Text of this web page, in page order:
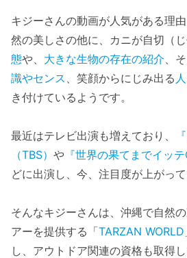
キジーさんの動画が人気がある理
然の美しさの他に、カニが自切（
態や、 大きな生物の存在の紹介 、
識やセンス 、笑顔からにじみ出る
き付けているようです。
最近はテレビ出演も増えており、
（TBS） や 『世界の果てまでイッテ
どに出演し、今、注目度が上がって
そんなキジーさんは、沖縄で自然
アーを提供する「TARZAN WORLD
し、アウトドア関連の資格も取得し